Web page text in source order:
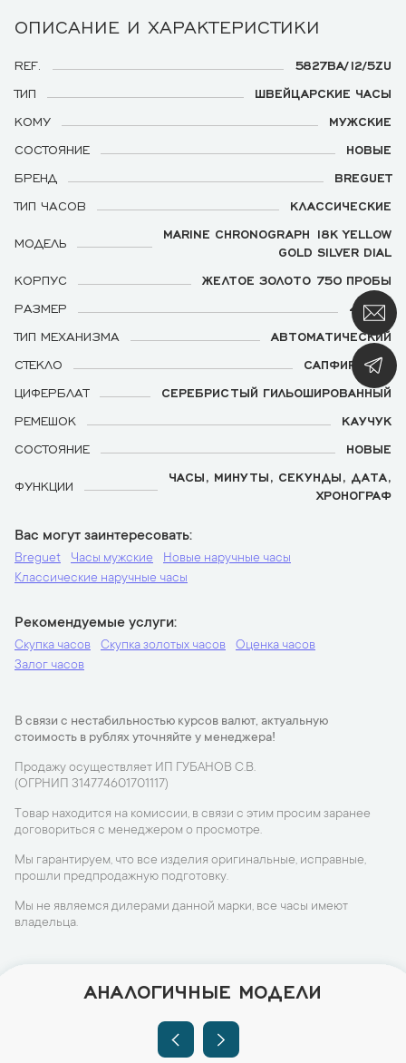
ОПИСАНИЕ И ХАРАКТЕРИСТИКИ
REF.
5827BA/12/5ZU
ТИП
ШВЕЙЦАРСКИЕ ЧАСЫ
КОМУ
МУЖСКИЕ
СОСТОЯНИЕ
НОВЫЕ
БРЕНД
BREGUET
ТИП ЧАСОВ
КЛАССИЧЕСКИЕ
МОДЕЛЬ
MARINE CHRONOGRAPH 18K YELLOW
GOLD SILVER DIAL
КОРПУС
ЖЕЛТОЕ ЗОЛОТО 750 ПРОБЫ
РАЗМЕР
42 ММ
ТИП МЕХАНИЗМА
АВТОМАТИЧЕСКИЙ
СТЕКЛО
САПФИРОВОЕ
ЦИФЕРБЛАТ
СЕРЕБРИСТЫЙ ГИЛЬОШИРОВАННЫЙ
РЕМЕШОК
КАУЧУК
СОСТОЯНИЕ
НОВЫЕ
ФУНКЦИИ
ЧАСЫ, МИНУТЫ, СЕКУНДЫ, ДАТА,
ХРОНОГРАФ
Вас могут заинтересовать
Breguet Часы мужские
Новые наручные часы
Классические наручные часы
Рекомендуемые услуги
Скупка часов Скупка золотых часов
Оценка часов
Залог часов
В связи с нестабильностью курсов валют, актуальную
стоимость в рублях уточняйте у менеджера!
Продажу осуществляет ИП ГУБАНОВ С.В.
(ОГРНИП 314774601701117)
Товар находится на комиссии, в связи с этим просим заранее
договориться с менеджером о просмотре.
Мы гарантируем, что все изделия оригинальные, исправные,
прошли предпродажную подготовку.
Мы не являемся дилерами данной марки, все часы имеют
владельца.
АНАЛОГИЧНЫЕ МОДЕЛИ